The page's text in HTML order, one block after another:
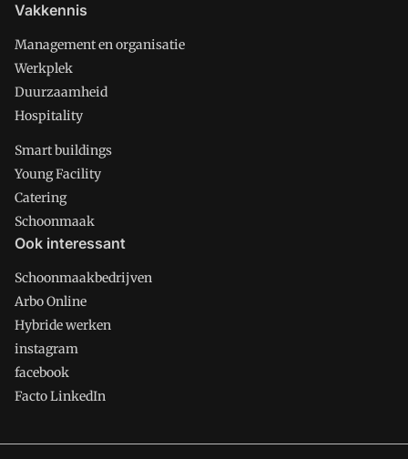
Vakkennis
Management en organisatie
Werkplek
Duurzaamheid
Hospitality
Smart buildings
Young Facility
Catering
Schoonmaak
Ook interessant
Schoonmaakbedrijven
Arbo Online
Hybride werken
instagram
facebook
Facto LinkedIn